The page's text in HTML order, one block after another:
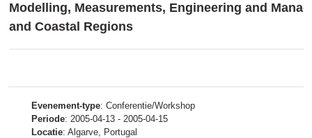
Modelling, Measurements, Engineering and
and Coastal Regions
Evenement-type: Conferentie/Workshop
Periode: 2005-04-13 - 2005-04-15
Locatie: Algarve, Portugal